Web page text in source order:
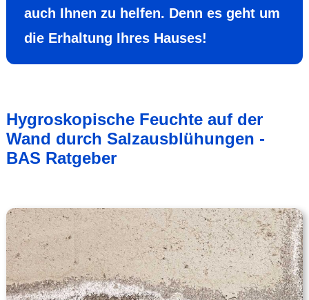
auch Ihnen zu helfen. Denn es geht um
die Erhal­tung Ihres Hauses!
Hygroskopische Feuchte auf der
Wand durch Salzausblühungen -
BAS Ratgeber